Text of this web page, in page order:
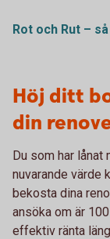
Rot och Rut –
Höj ditt
din
Du som har lånat
nuvarande värde
bekosta dina
ansöka om är
effektiv ränta